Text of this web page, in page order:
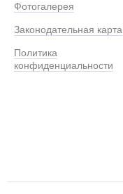
Фотогалерея
Законодательная карта
Политика
конфиденциальности